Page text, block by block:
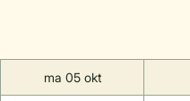
ma 05 okt